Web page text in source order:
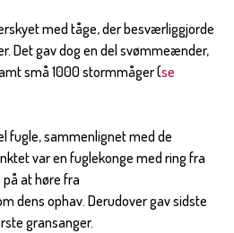
med tåge, der besværliggjorde
Det gav dog en del svømmeænder,
små 1000 stormmåger (se
fugle, sammenlignet med de
var en fuglekonge med ring fra
at høre fra
dens ophav. Derudover gav sidste
gransanger.